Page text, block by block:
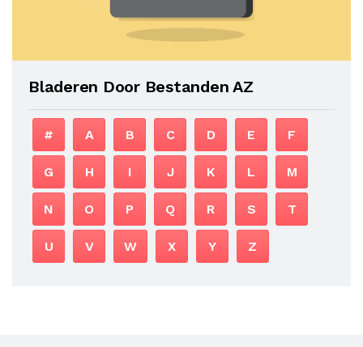
Bladeren Door Bestanden AZ
# A B C D E F
G H I J K L M
N O P Q R S T
U V W X Y Z